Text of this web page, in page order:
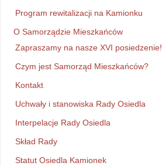
Program rewitalizacji na Kamionku
O Samorządzie Mieszkańców
Zapraszamy na nasze XVI posiedzenie!
Czym jest Samorząd Mieszkańców?
Kontakt
Uchwały i stanowiska Rady Osiedla
Interpelacje Rady Osiedla
Skład Rady
Statut Osiedla Kamionek